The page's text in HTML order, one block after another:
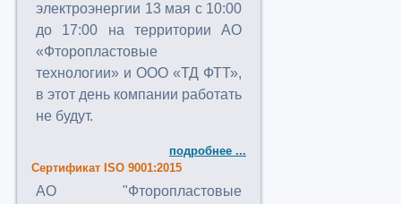
электроэнергии 13 мая с 10:00
до 17:00 на территории АО
«Фторопластовые
технологии» и ООО «ТД ФТТ»,
в этот день компании работать
не будут.
подробнее ...
Сертификат ISO 9001:2015
АО "Фторопластовые